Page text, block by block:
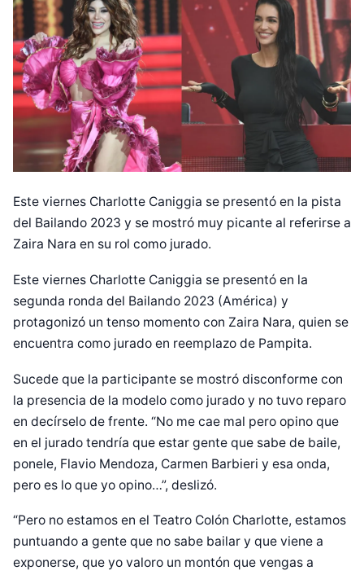
Este viernes Charlotte Caniggia se presentó en la pista
del Bailando 2023 y se mostró muy picante al referirse a
Zaira Nara en su rol como jurado.
Este viernes Charlotte Caniggia se presentó en la
segunda ronda del Bailando 2023 (América) y
protagonizó un tenso momento con Zaira Nara, quien se
encuentra como jurado en reemplazo de Pampita.
Sucede que la participante se mostró disconforme con
la presencia de la modelo como jurado y no tuvo reparo
en decírselo de frente. “No me cae mal pero opino que
en el jurado tendría que estar gente que sabe de baile,
ponele, Flavio Mendoza, Carmen Barbieri y esa onda,
pero es lo que yo opino…”, deslizó.
“Pero no estamos en el Teatro Colón Charlotte, estamos
puntuando a gente que no sabe bailar y que viene a
exponerse, que yo valoro un montón que vengas a